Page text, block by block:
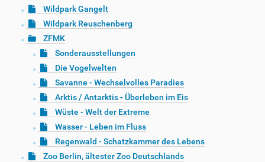
Wildpark Gangelt
Wildpark Reuschenberg
ZFMK
Sonderausstellungen
Die Vogelwelten
Savanne - Wechselvolles Paradies
Arktis / Antarktis - Überleben im Eis
Wüste - Welt der Extreme
Wasser - Leben im Fluss
Regenwald - Schatzkammer des Lebens
Zoo Berlin, ältester Zoo Deutschlands